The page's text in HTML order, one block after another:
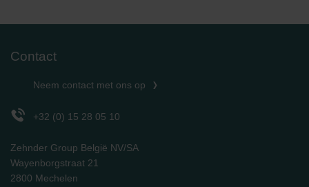
Contact
Neem contact met ons op
+32 (0) 15 28 05 10
Zehnder Group België NV/SA
Wayenborgstraat 21
2800 Mechelen